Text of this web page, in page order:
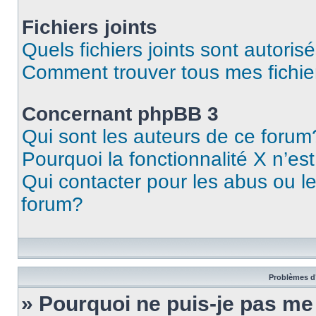
Fichiers joints
Quels fichiers joints sont
Comment trouver tous mes
Concernant phpBB 3
Qui sont les auteurs de ce
Pourquoi la fonctionnalité X
Qui contacter pour les abus ou
forum?
Problèmes
» Pourquoi ne puis-je pas